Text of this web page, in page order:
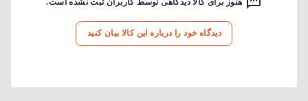
دیدگاه خود را درباره این کالا بیان کنید